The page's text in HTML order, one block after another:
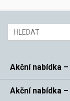
Akční nabídka
Akční nabídka